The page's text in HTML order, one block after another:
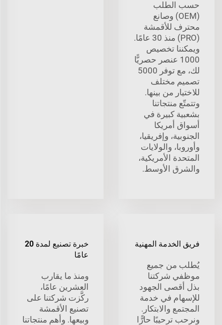
حسب الطلب
(OEM) وصانع
محترف للأقمشة
(PRO) منذ 30 عامًا.
ويمكننا تخصيص
1000 عنصر حصريًّا
لك، مع توفر 5000
تصميم مختلف
للاختيار من بينها.
وتتمتّع منتجاتنا
بشعبية كبيرة في
أسواق أمريكا
الجنوبية، وإفريقيا،
وأوروبا، والولايات
المتحدة الأمريكية،
والشرق الأوسط.
فريق الخدمة المهنية
يُطلب من جميع
موظفي شركتنا
بذل أقصى الجهود
للإسهام في خدمة
المجتمع والابتكار.
ونرحب ترحيبًا حارًّا
خبرة تصنيع لمدة 20
عامًا
ومنذ ما يقارب
العشرين عامًا،
ركَّزت شركتنا على
تصنيع الأقمشة
وبيعها. وأهم منتجاتنا